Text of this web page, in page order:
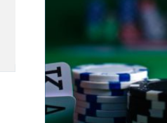
används dragspel
allt f...